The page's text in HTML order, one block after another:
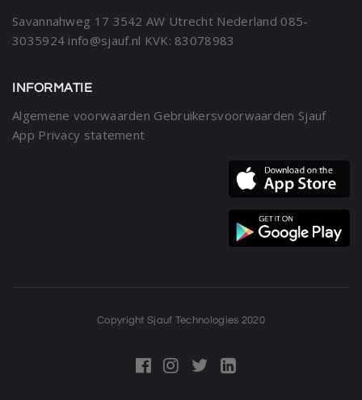
Savannahweg 17 3542 AW Utrecht Nederland 085-
3035924 info@sjauf.nl KVK: 83078983
INFORMATIE
Algemene voorwaarden Gebruikersvoorwaarden Sjauf
App Privacy statement
Copyright Sjauf Technologies 2020